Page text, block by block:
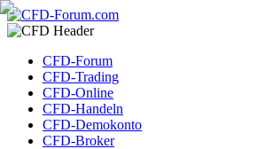
CFD-Forum
CFD-Trading
CFD-Online
CFD-Handeln
CFD-Demokonto
CFD-Broker